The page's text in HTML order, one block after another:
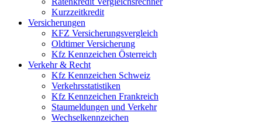
Kurzzeitkredit
Versicherungen
KFZ Versicherungsvergleich
Oldtimer Versicherung
Kfz Kennzeichen Österreich
Verkehr & Recht
Kfz Kennzeichen Schweiz
Verkehrsstatistiken
Kfz Kennzeichen Frankreich
Staumeldungen und Verkehr
Wechselkennzeichen